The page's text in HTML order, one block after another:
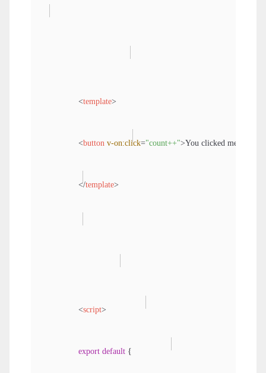
<template>
<button v-on:click="count++">You clicked me {{
</template>
<script>
export default {